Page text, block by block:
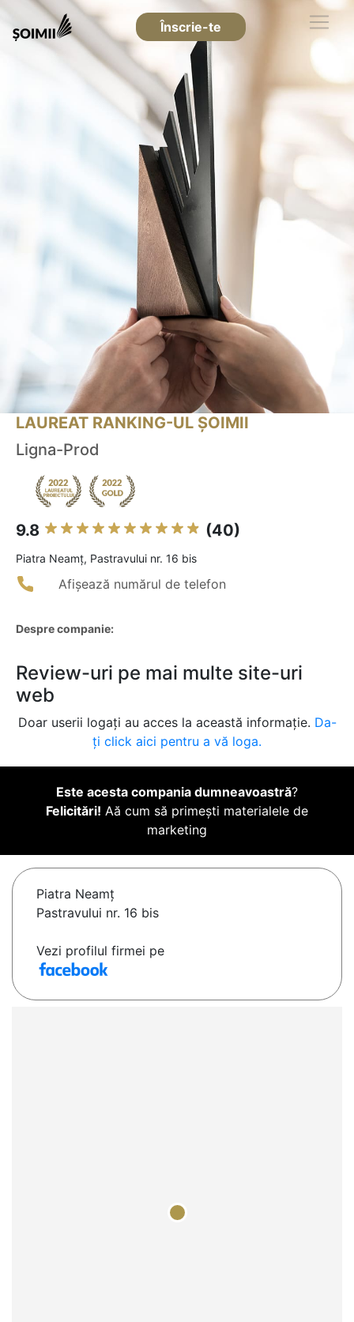
Înscrie-te
LAUREAT RANKING-UL ȘOIMII
Ligna-Prod
9.8 (40)
Piatra Neamţ, Pastravului nr. 16 bis
Afișează numărul de telefon
Despre companie:
Review-uri pe mai multe site-uri
web
Doar userii logați au acces la această informație. Da-
ți click aici pentru a vă loga.
Este acesta compania dumneavoastră?
Felicitări! Aă cum să primești materialele de
marketing
Piatra Neamţ
Pastravului nr. 16 bis
Vezi profilul firmei pe